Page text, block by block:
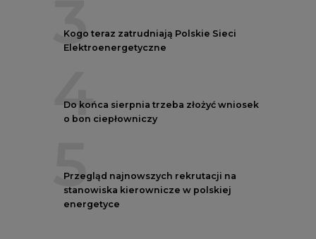
3
Kogo teraz zatrudniają Polskie Sieci
Elektroenergetyczne
4
Do końca sierpnia trzeba złożyć wniosek
o bon ciepłowniczy
5
Przegląd najnowszych rekrutacji na
stanowiska kierownicze w polskiej
energetyce